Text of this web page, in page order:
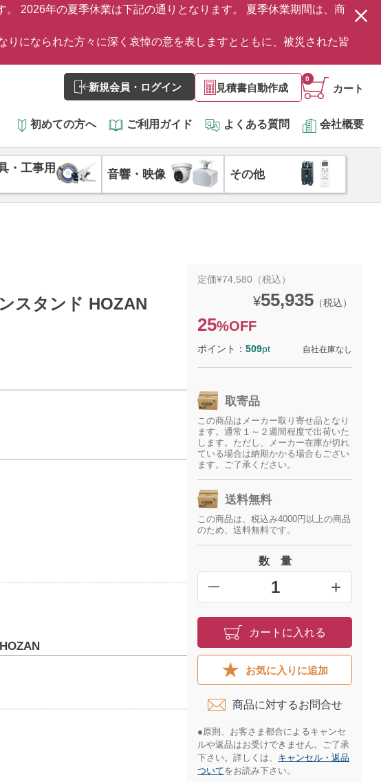
2026年の夏季休業は下記の通りとなります。 夏季休業期間は、商
りになられた方々に深く哀悼の意を表しますとともに、被災された皆
新規会員・ログイン 見積書自動作成 カート
0
初めての方へ ご利用ガイド よくある質問 会社概要
・工事用
音響・映像 その他
スタンド HOZAN
定価¥74,580（税込）
¥55,935 （税込）
25%OFF
ポイント：509pt 自社在庫なし
取寄品
この商品はメーカー取り寄せ品となり
ます。通常１～２週間程度で出荷いた
します。ただし、メーカー在庫が切れ
ている場合は納期かかる場合もござい
ます。ご了承ください。
送料無料
この商品は、税込み4000円以上の商品
のため、送料無料です。
数 量
━ +
カートに入れる
お気に入りに追加
商品に対するお問合せ​
●原則、お客さま都合によるキャンセ
ルや返品はお受けできません。ご了承
下さい。詳しくは、 キャンセル・返品
ついてをお読み下さい。​